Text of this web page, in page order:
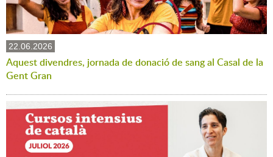
22.06.2026
Aquest divendres, jornada de donació de sang al Casal de la
Gent Gran